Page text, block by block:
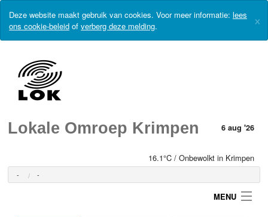
Deze website maakt gebruik van cookies. Voor meer informatie: lees
ons cookie-beleid of verberg deze melding. ×
Lokale Omroep Krimpen 6 aug '26
16.1°C / Onbewolkt in Krimpen
- -
MENU